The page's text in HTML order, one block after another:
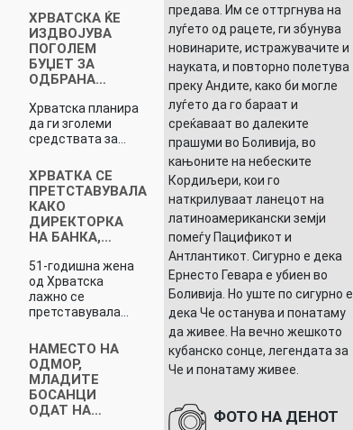
ХРВАТСКА ЌЕ
ИЗДВОЈУВА
ПОГОЛЕМ
БУЏЕТ ЗА
ОДБРАНА…
Хрватска планира
да ги зголеми
средствата за…
ХРВАТКА СЕ
ПРЕТСТАВУВАЛА
КАКО
ДИРЕКТОРКА
НА БАНКА,…
51-годишна жена
од Хрватска
лажно се
претставувала…
НАМЕСТО НА
ОДМОР,
МЛАДИТЕ
БОСАНЦИ
ОДАТ НА…
предава. Им се оттргнува на
луѓето од рацете, ги збунува
новинарите, истражувачите и
науката, и повторно полетува
преку Андите, како би могле
луѓето да го бараат и
среќаваат во далеките
прашуми во Боливија, во
кањоните на небеските
Кордиљери, кои го
наткрилуваат ланецот на
латиноамерикански земји
помеѓу Пацификот и
Антлантикот. Сигурно е дека
Ернесто Гевара е убиен во
Боливија. Но уште по сигурно е
дека Че останува и понатаму
да живее. На вечно жешкото
кубанско сонце, легендата за
Че и понатаму живее.
ФОТО НА ДЕНОТ